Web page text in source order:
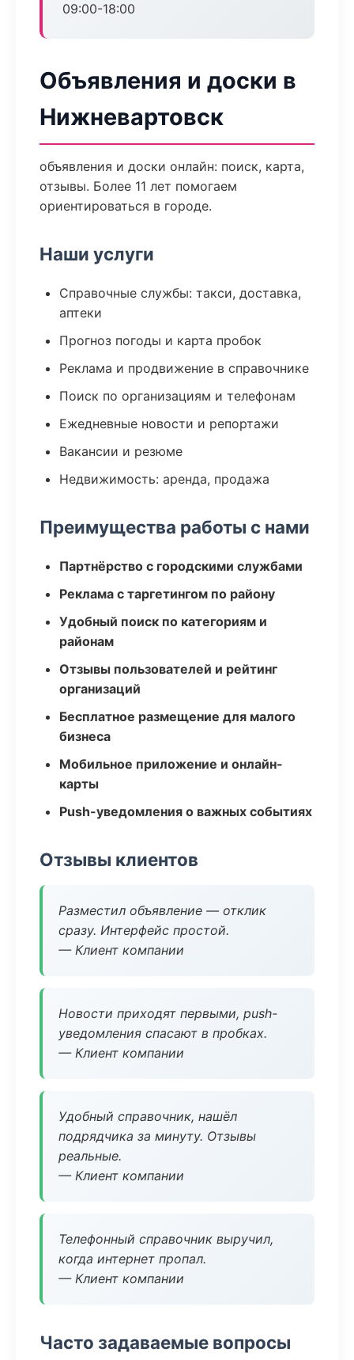
09:00-18:00
Объявления и доски в
Нижневартовск
объявления и доски онлайн: поиск, карта,
отзывы. Более 11 лет помогаем
ориентироваться в городе.
Наши услуги
Справочные службы: такси, доставка,
аптеки
Прогноз погоды и карта пробок
Реклама и продвижение в справочнике
Поиск по организациям и телефонам
Ежедневные новости и репортажи
Вакансии и резюме
Недвижимость: аренда, продажа
Преимущества работы с нами
Партнёрство с городскими службами
Реклама с таргетингом по району
Удобный поиск по категориям и
районам
Отзывы пользователей и рейтинг
организаций
Бесплатное размещение для малого
бизнеса
Мобильное приложение и онлайн-
карты
Push-уведомления о важных событиях
Отзывы клиентов
Разместил объявление — отклик
сразу. Интерфейс простой.
— Клиент компании
Новости приходят первыми, push-
уведомления спасают в пробках.
— Клиент компании
Удобный справочник, нашёл
подрядчика за минуту. Отзывы
реальные.
— Клиент компании
Телефонный справочник выручил,
когда интернет пропал.
— Клиент компании
Часто задаваемые вопросы